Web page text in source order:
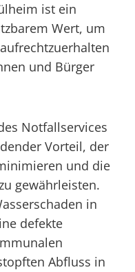
ist ein
Wert, um
und Bürger
Notfallservices
Vorteil, der
und die
gewährleisten.
in
defekte
Abfluss in